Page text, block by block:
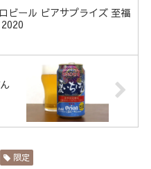
ビール ビアサプライズ 至福
限定